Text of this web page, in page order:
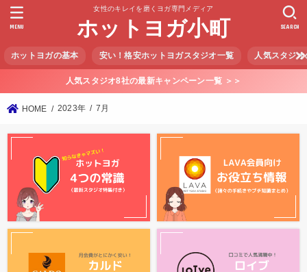
女性のキレイを磨くヨガ専門メディア
ホットヨガ小町
ホットヨガの基本 安い！格安ホットヨガスタジオ一覧 人気スタジ
SEARCH
MENU
人気スタジオ8社の最新キャンペーン一覧 ＞＞
HOME 2023年 7月